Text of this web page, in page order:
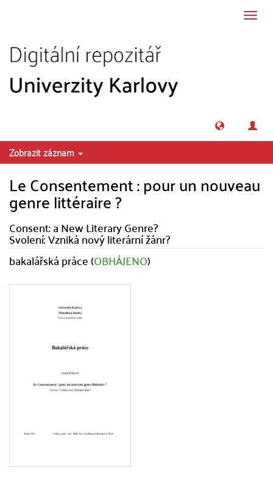
Zobrazit záznam
Le Consentement : pour un nouveau
genre littéraire ?
Consent: a New Literary Genre?
Svolení: Vzniká nový literární žánr?
bakalářská práce (OBHÁJENO)